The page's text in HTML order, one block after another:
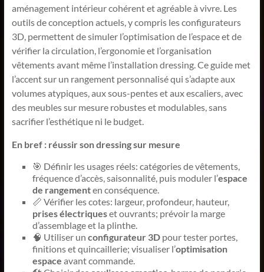
aménagement intérieur cohérent et agréable à vivre. Les
outils de conception actuels, y compris les configurateurs
3D, permettent de simuler l’optimisation de l’espace et de
vérifier la circulation, l’ergonomie et l’organisation
vêtements avant même l’installation dressing. Ce guide met
l’accent sur un rangement personnalisé qui s’adapte aux
volumes atypiques, aux sous-pentes et aux escaliers, avec
des meubles sur mesure robustes et modulables, sans
sacrifier l’esthétique ni le budget.
En bref : réussir son dressing sur mesure
🎯 Définir les usages réels: catégories de vêtements,
fréquence d’accès, saisonnalité, puis moduler l’espace
de rangementen conséquence.
📏 Vérifier les cotes: largeur, profondeur, hauteur,
prises électriqueset ouvrants; prévoir la marge
d’assemblage et la plinthe.
🧠 Utiliser un configurateur 3Dpour tester portes,
finitions et quincaillerie; visualiser l’optimisation
espace avant commande.